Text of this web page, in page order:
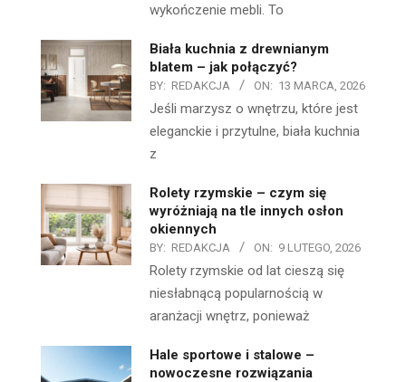
wykończenie mebli. To
Biała kuchnia z drewnianym
blatem – jak połączyć?
BY: REDAKCJA ON: 13 MARCA, 2026
Jeśli marzysz o wnętrzu, które jest
eleganckie i przytulne, biała kuchnia
z
Rolety rzymskie – czym się
wyróżniają na tle innych osłon
okiennych
BY: REDAKCJA ON: 9 LUTEGO, 2026
Rolety rzymskie od lat cieszą się
niesłabnącą popularnością w
aranżacji wnętrz, ponieważ
Hale sportowe i stalowe –
nowoczesne rozwiązania